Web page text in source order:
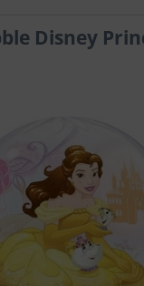
Disney